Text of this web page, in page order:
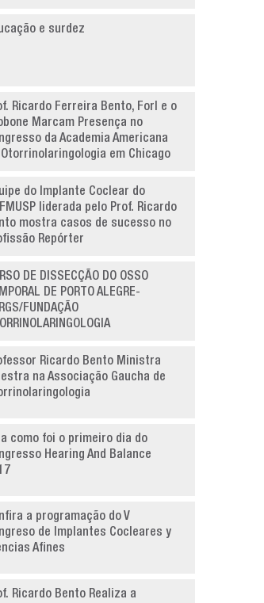
e surdez
Ricardo Ferreira Bento, Forl e o
Marcam Presença no
da Academia Americana
em Chicago
do Implante Coclear do
liderada pelo Prof. Ricardo
mostra casos de sucesso no
Repórter
DE DISSECÇÃO DO OSSO
DE PORTO ALEGRE-
FUNDAÇÃO
Ricardo Bento Ministra
na Associação Gaucha de
como foi o primeiro dia do
Hearing And Balance
a programação do V
de Implantes Cocleares y
Afines
Ricardo Bento Realiza a